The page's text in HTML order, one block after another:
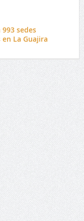
sedes
La Guajira